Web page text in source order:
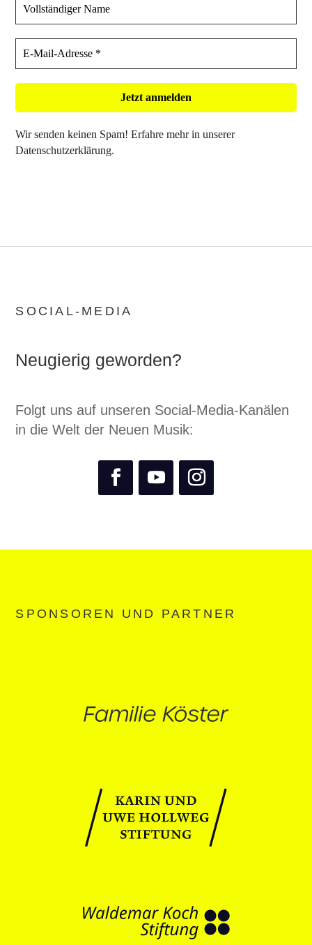
Wir senden keinen Spam! Erfahre mehr in unserer
Datenschutzerklärung.
SOCIAL-MEDIA
Neugierig geworden?
Folgt uns auf unseren Social-Media-Kanälen
in die Welt der Neuen Musik:
SPONSOREN UND PARTNER